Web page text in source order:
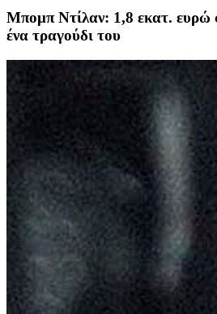
Μπομπ Ντίλαν: 1,8 εκατ. ευρώ
ένα τραγούδι του